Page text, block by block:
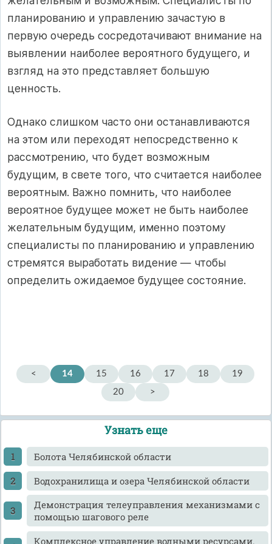
планированию и управлению зачастую в
первую очередь сосредотачивают внимание на
выявлении наиболее вероятного будущего, и
взгляд на это представляет большую
ценность.
Однако слишком часто они останавливаются
на этом или переходят непосредственно к
рассмотрению, что будет возможным
будущим, в свете того, что считается наиболее
вероятным. Важно помнить, что наиболее
вероятное будущее может не быть наиболее
желательным будущим, именно поэтому
специалисты по планированию и управлению
стремятся выработать видение — чтобы
определить ожидаемое будущее состояние.
< 14 15 16 17 18
19
20
>
Узнать еще
Болота Челябинской области
Водохранилища и озера Челябинской области
Демонстрация телеуправления механизмами с
помощью шагового реле
Комплексное управление водными ресурсами.